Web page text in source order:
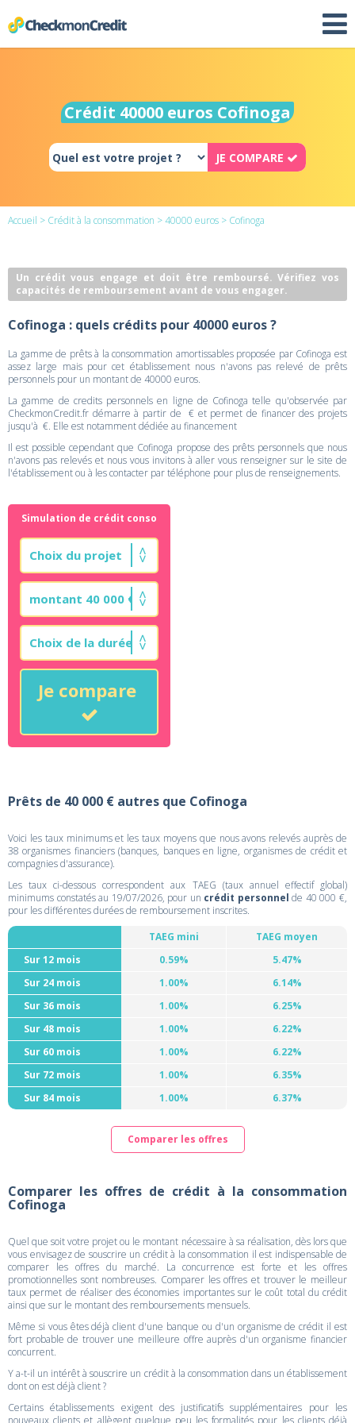
Crédit 40000 euros Cofinoga
JE COMPARE
Accueil > Crédit à la consommation >40000 euros > Cofinoga
Un crédit vous engage et doit être remboursé. Vérifiez vos
capacités de remboursement avant de vous engager.
Cofinoga : quels crédits pour 40000 euros ?
La gamme de prêts à la consommation amortissables proposée par Cofinoga est
assez large mais pour cet établissement nous n'avons pas relevé de prêts
personnels pour un montant de 40000 euros.
La gamme de credits personnels en ligne de Cofinoga telle qu'observée par
CheckmonCredit.fr démarre à partir de € et permet de financer des projets
jusqu'à €. Elle est notamment dédiée au financement
Il est possible cependant que Cofinoga propose des prêts personnels que nous
n'avons pas relevés et nous vous invitons à aller vous renseigner sur le site de
l'établissement ou à les contacter par téléphone pour plus de renseignements.
Simulation de crédit conso
Je compare
Prêts de 40 000 € autres que Cofinoga
Voici les taux minimums et les taux moyens que nous avons relevés auprès de
38 organismes financiers (banques, banques en ligne, organismes de crédit et
compagnies d'assurance).
Les taux ci-dessous correspondent aux TAEG (taux annuel effectif global)
minimums constatés au 19/07/2026, pour un crédit personnel de 40 000 €,
pour les différentes durées de remboursement inscrites.
TAEG mini
TAEG moyen
Sur 12 mois
0.59%
5.47%
Sur 24 mois
1.00%
6.14%
Sur 36 mois
1.00%
6.25%
Sur 48 mois
1.00%
6.22%
Sur 60 mois
1.00%
6.22%
Sur 72 mois
1.00%
6.35%
Sur 84 mois
1.00% 6.37%
Comparer les offres
Comparer les offres de crédit à la consommation
Cofinoga
Quel que soit votre projet ou le montant nécessaire à sa réalisation, dès lors que
vous envisagez de souscrire un crédit à la consommation il est indispensable de
comparer les offres du marché. La concurrence est forte et les offres
promotionnelles sont nombreuses. Comparer les offres et trouver le meilleur
taux permet de réaliser des économies importantes sur le coût total du crédit
ainsi que sur le montant des remboursements mensuels.
Même si vous êtes déjà client d'une banque ou d'un organisme de crédit il est
fort probable de trouver une meilleure offre auprès d'un organisme financier
concurrent.
Y a-t-il un intérêt à souscrire un crédit à la consommation dans un établissement
dont on est déjà client ?
Certains établissements exigent des justificatifs supplémentaires pour les
nouveaux clients et allègent quelque peu les formalités pour les clients déjà